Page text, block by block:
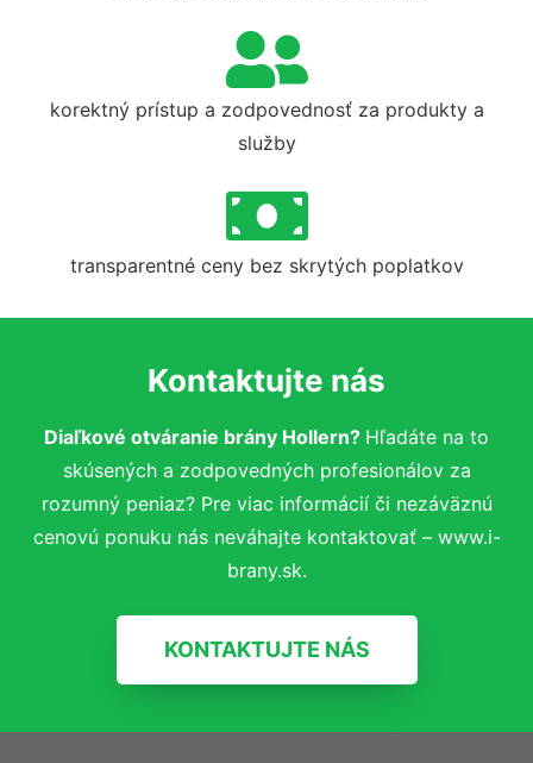
korektný prístup a zodpovednosť za produkty a
služby
transparentné ceny bez skrytých poplatkov
Kontaktujte nás
Diaľkové otváranie brány Hollern? Hľadáte na to
skúsených a zodpovedných profesionálov za
rozumný peniaz? Pre viac informácií či nezáväznú
cenovú ponuku nás neváhajte kontaktovať – www.i-
brany.sk.
KONTAKTUJTE NÁS